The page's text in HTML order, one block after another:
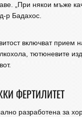
„При някои мъже
р Бадахос.
включват прием
тютюневите
ФЕРТИЛИТЕТ
разработена за